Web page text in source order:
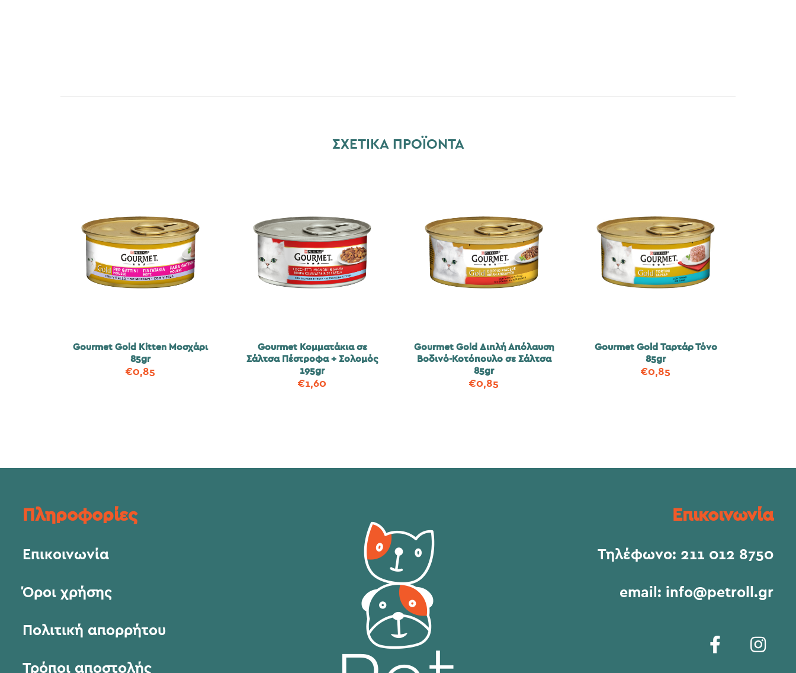
ΣΧΕΤΙΚΆ ΠΡΟΪΌΝΤΑ
Gourmet Gold Kitten Μοσχάρι
85gr
€0,85
Gourmet Κομματάκια σε
Σάλτσα Πέστροφα + Σολομός
195gr
€1,60
Gourmet Gold Διπλή Απόλαυση
Βοδινό-Κοτόπουλο σε Σάλτσα
85gr
€0,85
Gourmet Gold Ταρτάρ Τόνο
85gr
€0,85
Πληροφορίες
Επικοινωνία
Όροι χρήσης
Πολιτική απορρήτου
Τρόποι αποστολής
Επικοινωνία
Τηλέφωνο: 211 012 8750
email: info@petroll.gr